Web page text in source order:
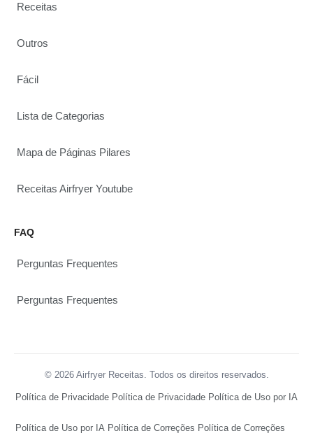
Receitas
Outros
Fácil
Lista de Categorias
Mapa de Páginas Pilares
Receitas Airfryer Youtube
FAQ
Perguntas Frequentes
Perguntas Frequentes
© 2026 Airfryer Receitas. Todos os direitos reservados.
Política de Privacidade Política de Privacidade Política de Uso por IA
Política de Uso por IA Política de Correções Política de Correções